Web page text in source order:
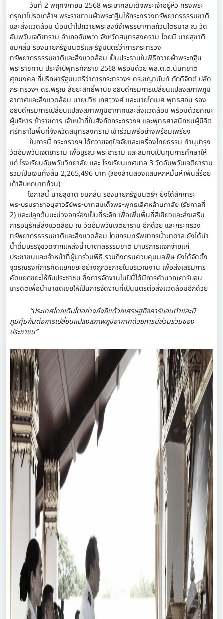
วันที่ 2 พฤศจิกายน 2568 พระบาทสมเด็จพระเจ้าอยู่หัว ทรงพระ
กรุณาโปรดเกล้าฯ พระราชทานผ้าพระกฐินให้กระทรวงทรัพยากรธรรมชาติ
และสิ่งแวดล้อม น้อมนำไปถวายพระสงฆ์จำพรรษากาลถ้วนไตรมาส ณ วัด
อัมพวันเจติยาราม อำเภออัมพวา จังหวัดสมุทรสงคราม โดยมี นายสุชาติ
ชมกลิ่น รองนายกรัฐมนตรีและรัฐมนตรีว่าการกระทรวง
ทรัพยากรธรรมชาติและสิ่งแวดล้อม เป็นประธานในพิธีถวายผ้าพระกฐิน
พระราชทาน ประจำปีพุทธศักราช 2568 พร้อมด้วย พล.ต.ต.นันทชาติ
ศุภมงคล ที่ปรึกษารัฐมนตรีว่าการกระทรวงฯ ดร.ชญานันท์ ภักดีจิตต์ ปลัด
กระทรวงฯ ดร.พิรุณ สัยยะสิทธิ์พานิช อธิบดีกรมการเปลี่ยนแปลงสภาพภูมิ
อากาศและสิ่งแวดล้อม นายปวิช เกศววงศ์ และนายโกเมศ พุทธสอน รอง
อธิบดีกรมการเปลี่ยนแปลงสภาพภูมิอากาศและสิ่งแวดล้อม พร้อมด้วยคณะ
ผู้บริหาร ข้าราชการ เจ้าหน้าที่ในสังกัดกระทรวงฯ และพุทธศาสนิกชนผู้มีจิต
ศรัทธาในพื้นที่จังหวัดสมุทรสงคราม เข้าร่วมพิธีอย่างพร้อมเพรียง
ในการนี้ กระทรวงฯ ได้ถวายจตุปัจจัยและเครื่องไทยธรรม ทำนุบำรุง
วัดอัมพวันเจติยาราม เพื่อบูรณะพระอาราม และสมทบเป็นทุนการศึกษาให้
แก่ โรงเรียนอัมพวันวิทยาลัย และ โรงเรียนเทศบาล 3 วัดอัมพวันเจติยาราม
รวมเป็นเงินทั้งสิ้น 2,265,496 บาท (สองล้านสองแสนหกหมื่นห้าพันสี่ร้อย
เก้าสิบหกบาทถ้วน)
โอกาสนี้ นายสุชาติ ชมกลิ่น รองนายกรัฐมนตรีฯ ยังได้สักการะ
พระบรมราชาอนุสาวรีย์พระบาทสมเด็จพระพุทธเลิศหล้านภาลัย (รัชกาลที่
2) และปลูกต้นมะม่วงอกร่องเป็นที่ระลึก เพื่อเพิ่มพื้นที่สีเขียวและส่งเสริม
การอนุรักษ์สิ่งแวดล้อม ณ วัดอัมพวันเจติยาราม อีกด้วย และกระทรวง
ทรัพยากรธรรมชาติและสิ่งแวดล้อม โดยกรมทรัพยากรน้ำบาดาล ยังได้นำ
น้ำดื่มบรรจุขวดจากแหล่งน้ำบาดาลธรรมชาติ มาบริการแจกจ่ายแก่
ประชาชนและเจ้าหน้าที่ผู้มาร่วมพิธี รวมถึงกรมควบคุมมลพิษ ยังได้จัดตั้ง
จุดรณรงค์การคัดแยกขยะอย่างถูกวิธีภายในบริเวณงาน เพื่อส่งเสริมการ
คัดแยกขยะให้กับประชาชน ซึ่งการจัดงานในปีนี้ได้มีการคำนวณคาร์บอน
เครดิตเพื่อนำมาชดเชยให้เป็นการจัดงานที่เป็นมิตรต่อสิ่งแวดล้อมอีกด้วย
“ประเทศไทยเติบโตอย่างยั่งยืนด้วยเศรษฐกิจคาร์บอนต่ำและมี
ภูมิคุ้มกันต่อการเปลี่ยนแปลงสภาพภูมิอากาศด้วยการมีส่วนร่วมของ
ประชาชน”